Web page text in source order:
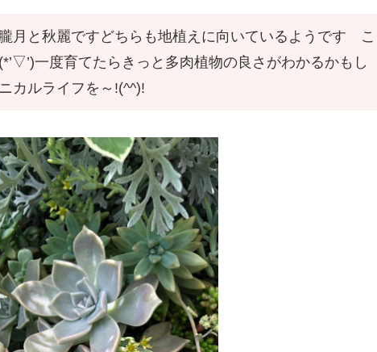
月と秋麗ですどちらも地植えに向いているようです こ
一度育てたらきっと多肉植物の良さがわかるかもし
カルライフを～!(^^)!